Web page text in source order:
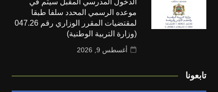
موعده الرسمي المحدد سلفا طبقا
لمقتضیات المقرر الوزاري رقم 047.26
(وزارة التربية الوطنية)
أغسطس 9, 2026
تابعونا